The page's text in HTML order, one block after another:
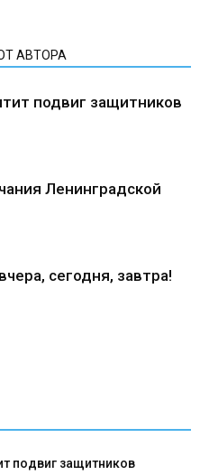
АВТОРА
подвиг защитников
Ленинградской
сегодня, завтра!
подвиг защитников